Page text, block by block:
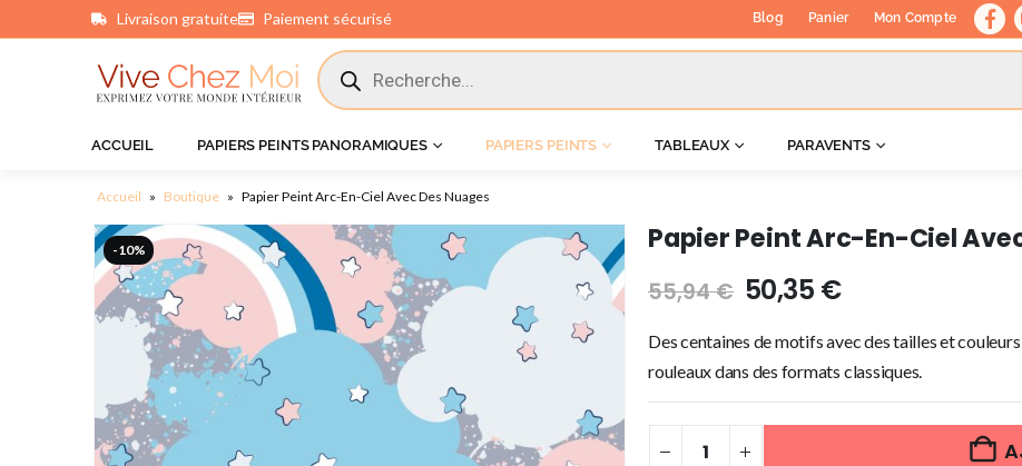
Livraison gratuite Paiement sécurisé Blog Panier Mon Compte
ACCUEIL PAPIERS PEINTS PANORAMIQUES PAPIERS PEINTS TABLEAUX PARAVENTS
Accueil » Boutique » Papier Peint Arc-En-Ciel Avec Des Nuages
-10% Papier Peint Arc-En-Ciel
55,94€ 50,35 €
Des centaines de motifs avec des tailles et
rouleaux dans des formats classiques.